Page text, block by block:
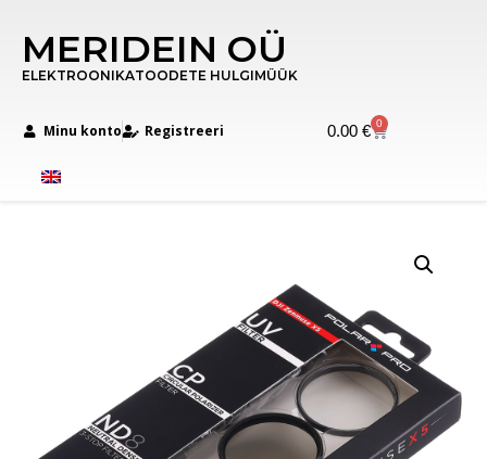
MERIDEIN OÜ
ELEKTROONIKATOODETE HULGIMÜÜK
Minu konto Registreeri 0.00 € 0